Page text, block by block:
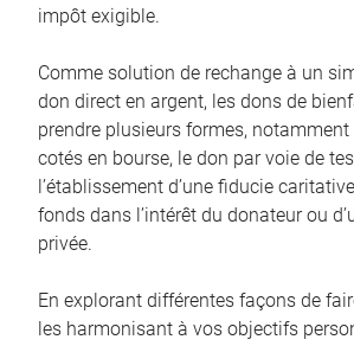
impôt exigible.
Comme solution de rechange à un
don direct en argent, les dons de
prendre plusieurs formes,
cotés en bourse, le don par voie de
l’établissement d’une fiducie
fonds dans l’intérêt du donateur ou
privée.
En explorant différentes façons de
les harmonisant à vos objectifs